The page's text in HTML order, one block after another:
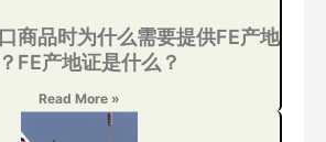
商品时为什么需要提供FE产地
FE产地证是什么？
Read More »